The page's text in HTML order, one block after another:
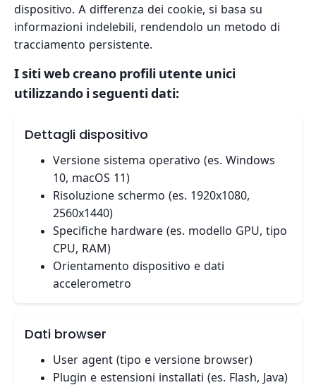
dispositivo. A differenza dei cookie, si basa su
informazioni indelebili, rendendolo un metodo di
tracciamento persistente.
I siti web creano profili utente unici
utilizzando i seguenti dati:
Dettagli dispositivo
Versione sistema operativo (es. Windows
10, macOS 11)
Risoluzione schermo (es. 1920x1080,
2560x1440)
Specifiche hardware (es. modello GPU, tipo
CPU, RAM)
Orientamento dispositivo e dati
accelerometro
Dati browser
User agent (tipo e versione browser)
Plugin e estensioni installati (es. Flash, Java)